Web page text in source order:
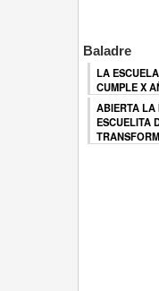
Baladre
LA
CUMPLE X
ABIERTA LA
ESCUELITA